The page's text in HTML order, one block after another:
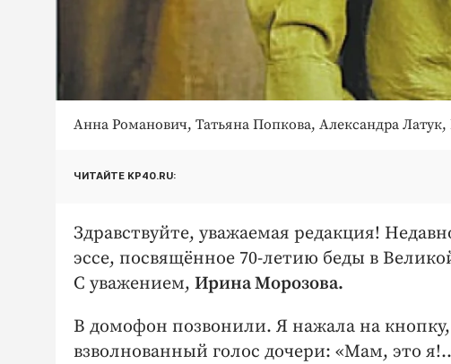
Анна Романович, Татьяна Попкова, Александра
ЧИТАЙТЕ KP40.RU:
Здравствуйте, уважаемая редакция!
эссе, посвящённое 70-летию беды в
С уважением, Ирина Морозова.
В домофон позвонили. Я нажала на
взволнованный голос дочери: «Мам, это